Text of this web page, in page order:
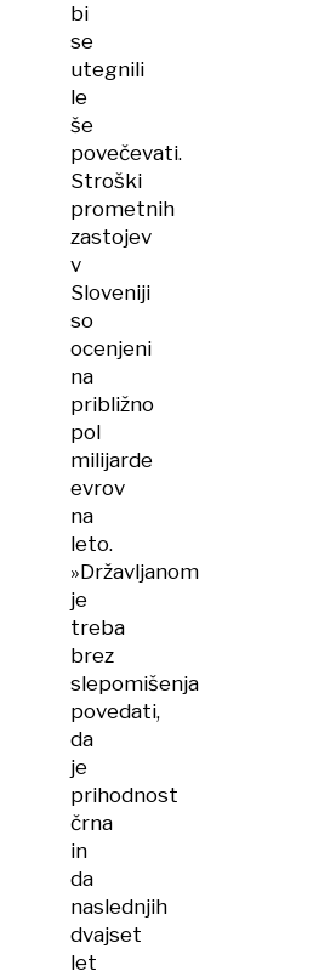
bi
se
utegnili
le
še
povečevati.
Stroški
prometnih
zastojev
v
Sloveniji
so
ocenjeni
na
približno
pol
milijarde
evrov
na
leto.
»Državljanom
je
treba
brez
slepomišenja
povedati,
da
je
prihodnost
črna
in
da
naslednjih
dvajset
let